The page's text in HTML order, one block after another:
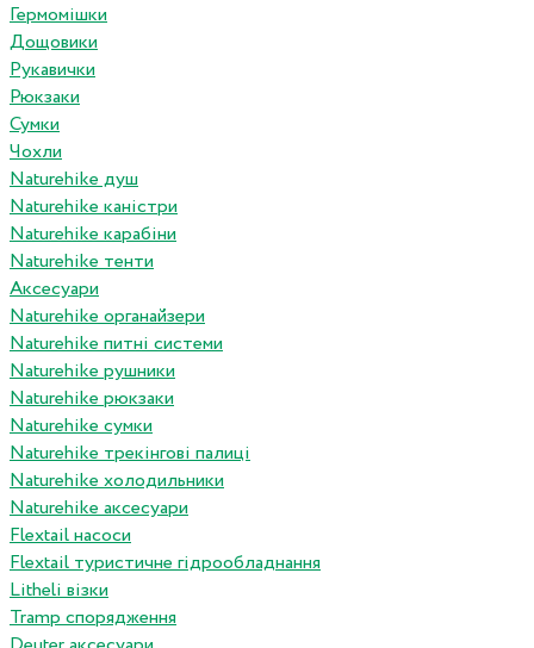
Гермомішки
Дощовики
Рукавички
Рюкзаки
Сумки
Чохли
Naturehike душ
Naturehike каністри
Naturehike карабіни
Naturehike тенти
Аксесуари
Naturehike органайзери
Naturehike питні системи
Naturehike рушники
Naturehike рюкзаки
Naturehike сумки
Naturehike трекінгові палиці
Naturehike холодильники
Naturehike аксесуари
Flextail насоси
Flextail туристичне гідрообладнання
Litheli візки
Tramp спорядження